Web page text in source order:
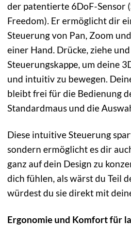
der patentierte 6DoF-Sensor
Freedom). Er ermöglicht dir
Steuerung von Pan, Zoom
einer Hand. Drücke, ziehe
Steuerungskappe, um deine
und intuitiv zu bewegen.
bleibt frei für die Bedienung
Standardmaus und die
Diese intuitive Steuerung
sondern ermöglicht es dir
ganz auf dein Design zu
dich fühlen, als wärst du Teil
würdest du sie direkt mit
Ergonomie und Komfort für